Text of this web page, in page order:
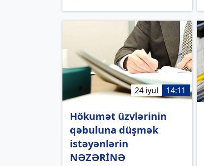
24 iyul 14:11
Hökumət üzvlərinin
qəbuluna düşmək
istəyənlərin
NƏZƏRİNƏ